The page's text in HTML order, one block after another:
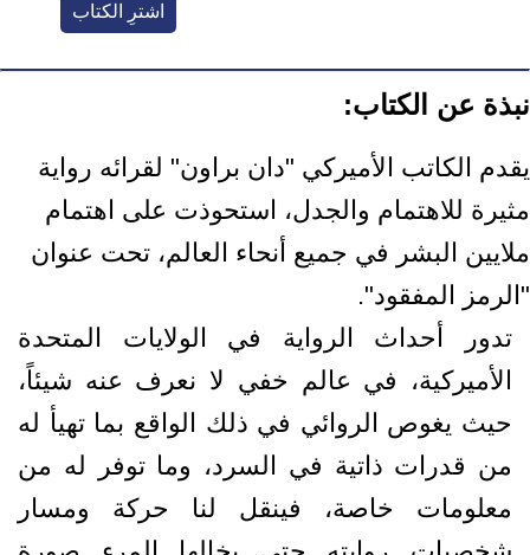
اشترِ الكتاب
نبذة عن الكتاب:
يقدم الكاتب الأميركي "دان براون" لقرائه رواية
مثيرة للاهتمام والجدل، استحوذت على اهتمام
ملايين البشر في جميع أنحاء العالم، تحت عنوان
"الرمز المفقود".
تدور أحداث الرواية في الولايات المتحدة
الأميركية، في عالم خفي لا نعرف عنه شيئاً،
حيث يغوص الروائي في ذلك الواقع بما تهيأ له
من قدرات ذاتية في السرد، وما توفر له من
معلومات خاصة، فينقل لنا حركة ومسار